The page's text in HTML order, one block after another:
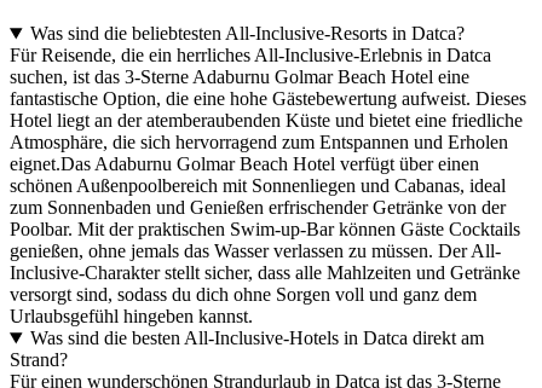
Was sind die beliebtesten All-Inclusive-Resorts in Datca?
Für Reisende, die ein herrliches All-Inclusive-Erlebnis in Datca
suchen, ist das 3-Sterne Adaburnu Golmar Beach Hotel eine
fantastische Option, die eine hohe Gästebewertung aufweist. Dieses
Hotel liegt an der atemberaubenden Küste und bietet eine friedliche
Atmosphäre, die sich hervorragend zum Entspannen und Erholen
eignet.Das Adaburnu Golmar Beach Hotel verfügt über einen
schönen Außenpoolbereich mit Sonnenliegen und Cabanas, ideal
zum Sonnenbaden und Genießen erfrischender Getränke von der
Poolbar. Mit der praktischen Swim-up-Bar können Gäste Cocktails
genießen, ohne jemals das Wasser verlassen zu müssen. Der All-
Inclusive-Charakter stellt sicher, dass alle Mahlzeiten und Getränke
versorgt sind, sodass du dich ohne Sorgen voll und ganz dem
Urlaubsgefühl hingeben kannst.
Was sind die besten All-Inclusive-Hotels in Datca direkt am
Strand?
Für einen wunderschönen Strandurlaub in Datca ist das 3-Sterne